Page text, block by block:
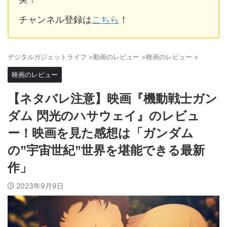
チャンネル登録はこちら ！
デジタルガジェットライフ >動画のレビュー >映画のレビュー >
映画のレビュー
【ネタバレ注意】映画『機動戦士ガン
ダム 閃光のハサウェイ』のレビュ
ー！映画を見た感想は「ガンダム
の”宇宙世紀”世界を堪能できる最新
作」
2023年9月9日